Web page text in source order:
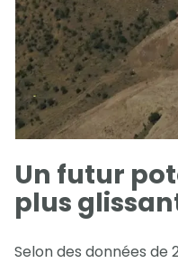
Un futur
plus
Selon des données de